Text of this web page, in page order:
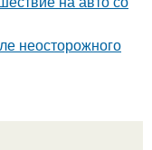
неосторожного